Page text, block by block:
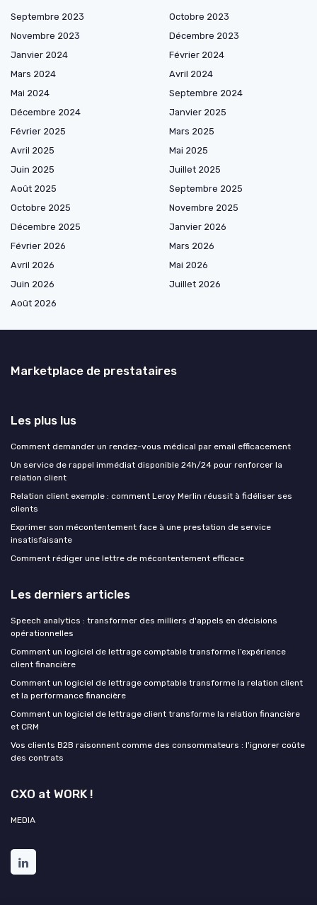
Septembre 2023
Octobre 2023
Novembre 2023
Décembre 2023
Janvier 2024
Février 2024
Mars 2024
Avril 2024
Mai 2024
Septembre 2024
Décembre 2024
Janvier 2025
Février 2025
Mars 2025
Avril 2025
Mai 2025
Juin 2025
Juillet 2025
Août 2025
Septembre 2025
Octobre 2025
Novembre 2025
Décembre 2025
Janvier 2026
Février 2026
Mars 2026
Avril 2026
Mai 2026
Juin 2026
Juillet 2026
Août 2026
Marketplace de prestataires
Les plus lus
Comment demander un rendez-vous médical par email efficacement
Un service de rappel immédiat disponible 24h/24 pour renforcer la
relation client
Relation client exemple : comment Leroy Merlin réussit à fidéliser ses
clients
Exprimer son mécontentement face à une prestation de service
insatisfaisante
Comment rédiger une lettre de mécontentement efficace
Les derniers articles
Speech analytics : transformer des milliers d'appels en décisions
opérationnelles
Comment un logiciel de lettrage comptable transforme l’expérience
client financière
Comment un logiciel de lettrage comptable transforme la relation client
et la performance financière
Comment un logiciel de lettrage client transforme la relation financière
et CRM
Vos clients B2B raisonnent comme des consommateurs : l'ignorer coûte
des contrats
CXO at WORK !
MEDIA